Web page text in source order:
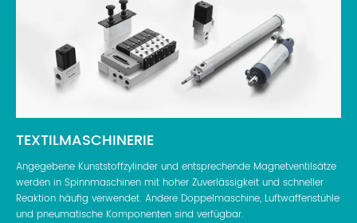
TEXTILMASCHINERIE
Angegebene Kunststoffzylinder und entsprechende Magnetventilsätze
werden in Spinnmaschinen mit hoher Zuverlässigkeit und schneller
Reaktion häufig verwendet. Andere Doppelmaschine, Luftwaffenstühle
und pneumatische Komponenten sind verfügbar.